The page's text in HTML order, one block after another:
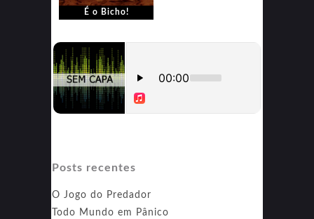
É o Bicho!
Posts recentes
O Jogo do Predador
Todo Mundo em Pânico